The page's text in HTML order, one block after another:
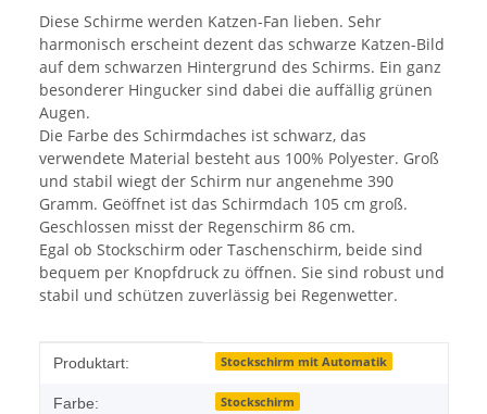
Diese Schirme werden Katzen-Fan lieben. Sehr
harmonisch erscheint dezent das schwarze Katzen-Bild
auf dem schwarzen Hintergrund des Schirms. Ein ganz
besonderer Hingucker sind dabei die auffällig grünen
Augen.
Die Farbe des Schirmdaches ist schwarz, das
verwendete Material besteht aus 100% Polyester. Groß
und stabil wiegt der Schirm nur angenehme 390
Gramm. Geöffnet ist das Schirmdach 105 cm groß.
Geschlossen misst der Regenschirm 86 cm.
Egal ob Stockschirm oder Taschenschirm, beide sind
bequem per Knopfdruck zu öffnen. Sie sind robust und
stabil und schützen zuverlässig bei Regenwetter.
Produkteigenschaft
Wert
Produktart: Stockschirm mit Automatik
Farbe: Stockschirm